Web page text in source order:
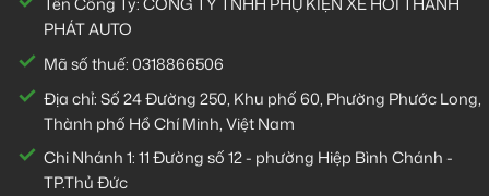
PHÁT AUTO
Mã số thuế: 0318866506
Địa chỉ: Số 24 Đường 250, Khu phố 60, Phường Phước Long,
Thành phố Hồ Chí Minh, Việt Nam
Chi Nhánh 1:11 Đường số 12 - phường Hiệp Bình Chánh -
TP.Thủ Đức